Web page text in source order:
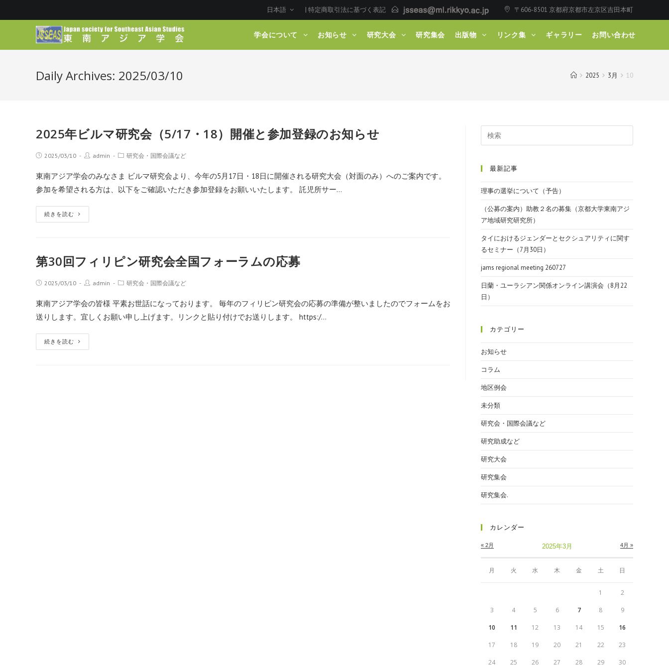
日本語 | 特定商取引法に基づく表記 〒606-8501 京都府京都市左京区吉田本町
学会について お知らせ 研究大会 研究集会 出版物 リンク集 ギャラリー お問い合わせ
Daily Archives: 2025/03/10 2025 3月 10
2025年ビルマ研究会（5/17・18）開催と参加登録のお知らせ
2025/03/10 admin 研究会・国際会議など
東南アジア学会のみなさま ビルマ研究会より、今年の5月17日・18日に開催される研究大会（対面のみ）へのご案内です。
参加を希望される方は、以下をご確認いただき参加登録をお願いいたします。 託児所サー…
続きを読む
第30回フィリピン研究会全国フォーラムの応募
2025/03/10 admin 研究会・国際会議など
東南アジア学会の皆様 平素お世話になっております。 毎年のフィリピン研究会の応募の準備が整いましたのでフォームをお
送りします。宜しくお願い申し上げます。リンクと貼り付けでお送りします。 https:/…
続きを読む
最新記事
理事の選挙について（予告）
（公募の案内）助教２名の募集（京都大学東南アジ
ア地域研究研究所）
タイにおけるジェンダーとセクシュアリティに関す
るセミナー（7月30日）
jams regional meeting 260727
日蘭・ユーラシアン関係オンライン講演会（8月22
日）
カテゴリー
お知らせ
コラム
地区例会
未分類
研究会・国際会議など
研究助成など
研究大会
研究集会
研究集会.
カレンダー
2025年3月
月 火 水 木 金 土 日
« 2月 4月 »
1 2
3 4 5 6 7 8 9
10 11 12 13 14 15 16
17 18 19 20 21 22 23
24 25 26 27 28 29 30